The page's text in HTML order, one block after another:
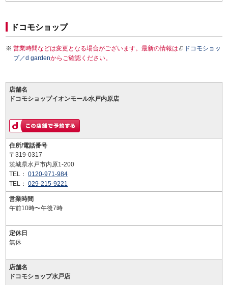
ドコモショップ
営業時間などは変更となる場合がございます。最新の情報は
ドコモショッ
プ／d gardenからご確認ください。
店舗名
ドコモショップイオンモール水戸内原店
住所/電話番号
〒319-0317
茨城県水戸市内原1-200
TEL： 0120-971-984
TEL： 029-215-9221
営業時間
午前10時〜午後7時
定休日
無休
店舗名
ドコモショップ水戸店